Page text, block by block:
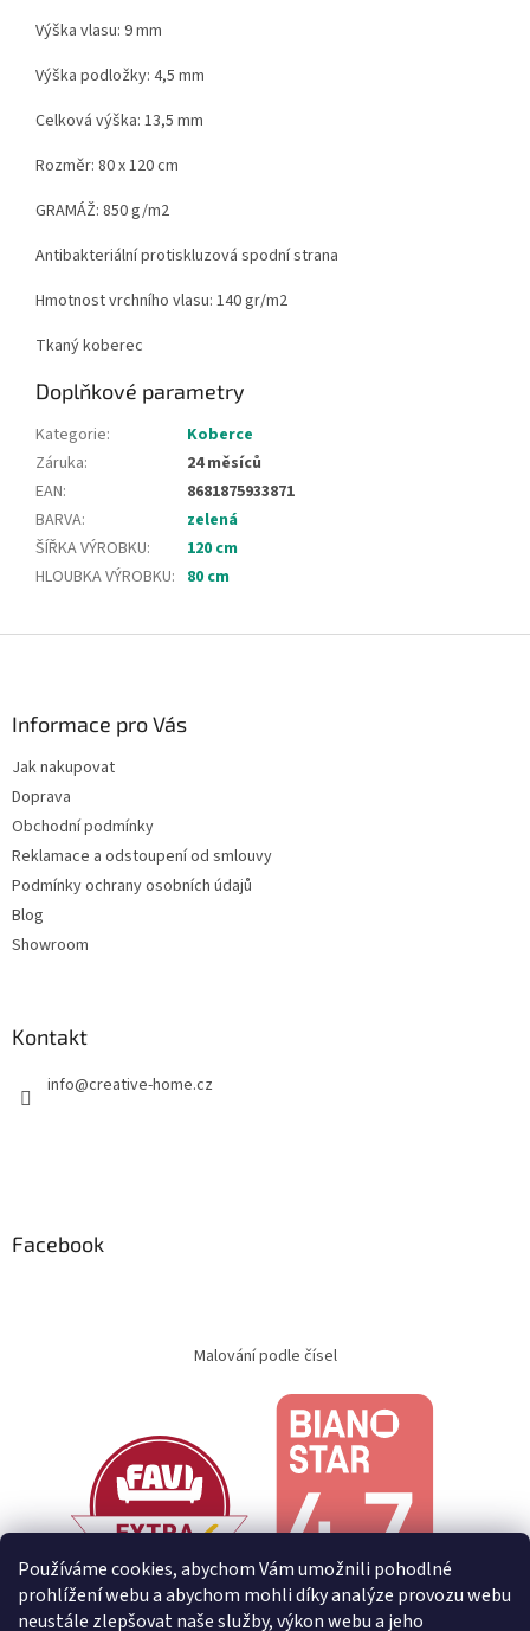
Používáme cookies, abychom Vám umožnili pohodlné
prohlížení webu a abychom mohli díky analýze provozu webu
neustále zlepšovat naše služby, výkon webu a jeho
Výška vlasu: 9 mm
Výška podložky: 4,5 mm
Celková výška: 13,5 mm
Rozměr: 80 x 120 cm
GRAMÁŽ: 850 g/m2
Antibakteriální protiskluzová spodní strana
Hmotnost vrchního vlasu: 140 gr/m2
Tkaný koberec
Doplňkové parametry
Kategorie:
Koberce
Záruka:
24 měsíců
EAN:
8681875933871
BARVA:
zelená
ŠÍŘKA VÝROBKU:
120 cm
HLOUBKA VÝROBKU: 80 cm
Informace pro Vás
Jak nakupovat
Doprava
Obchodní podmínky
Reklamace a odstoupení od smlouvy
Podmínky ochrany osobních údajů
Blog
Showroom
Kontakt
info@creative-home.cz
Facebook
Malování podle čísel